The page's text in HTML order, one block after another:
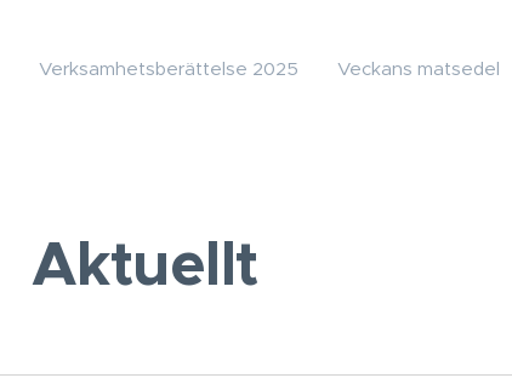
Verksamhetsberättelse 2025 Veckans matsedel
Aktuellt